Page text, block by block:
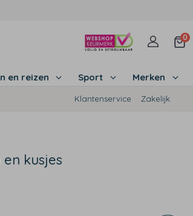
0
en reizen Sport Merken
Klantenservice Zakelijk
kusjes